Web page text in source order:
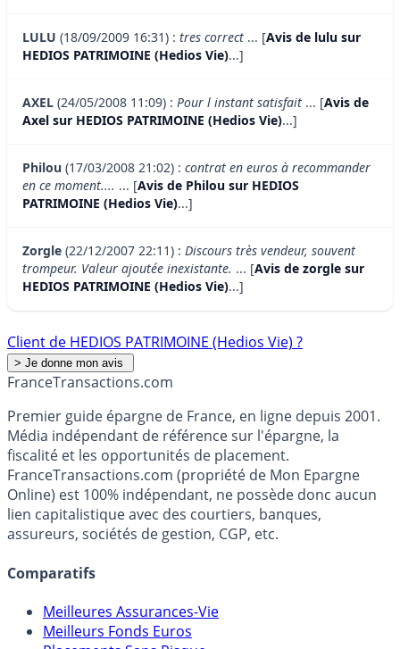
LULU (18/09/2009 16:31) : tres correct ... [Avis de lulu sur
HEDIOS PATRIMOINE (Hedios Vie)...]
AXEL (24/05/2008 11:09) : Pour l instant satisfait ... [Avis de
Axel sur HEDIOS PATRIMOINE (Hedios Vie)...]
Philou (17/03/2008 21:02) : contrat en euros à recommander
en ce moment.... ... [Avis de Philou sur HEDIOS
PATRIMOINE (Hedios Vie)...]
Zorgle (22/12/2007 22:11) : Discours très vendeur, souvent
trompeur. Valeur ajoutée inexistante. ... [Avis de zorgle sur
HEDIOS PATRIMOINE (Hedios Vie)...]
Client de HEDIOS PATRIMOINE (Hedios Vie) ?
FranceTransactions.com
Premier guide épargne de France, en ligne depuis 2001.
Média indépendant de référence sur l'épargne, la
fiscalité et les opportunités de placement.
FranceTransactions.com (propriété de Mon Epargne
Online) est 100% indépendant, ne possède donc aucun
lien capitalistique avec des courtiers, banques,
assureurs, sociétés de gestion, CGP, etc.
Comparatifs
Meilleures Assurances-Vie
Meilleurs Fonds Euros